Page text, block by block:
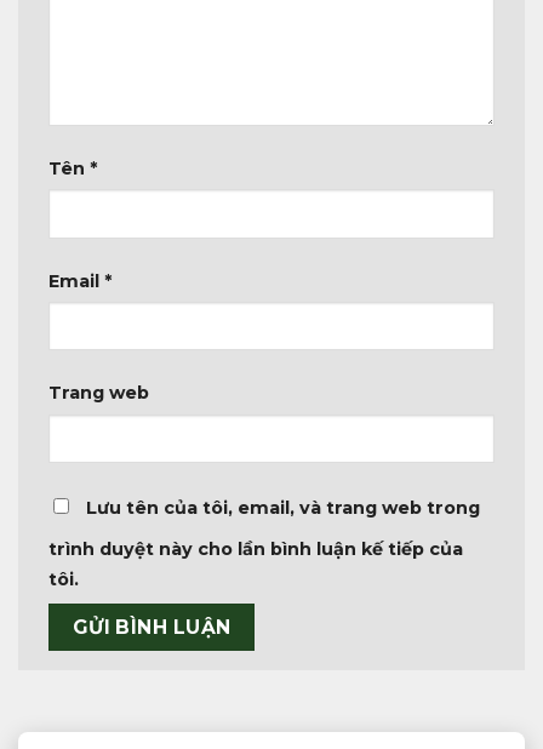
Tên *
Email *
Trang web
Lưu tên của tôi, email, và trang web trong
trình duyệt này cho lần bình luận kế tiếp của
tôi.